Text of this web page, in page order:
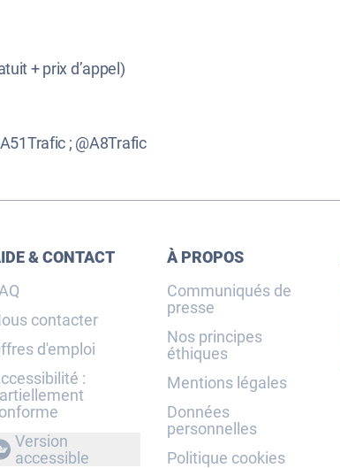
+ prix d’appel)
; @A8Trafic
& CONTACT
contacter
d'emploi
:
Version
accessible
À PROPOS
Communiqués de
presse
Nos principes
éthiques
Mentions légales
Données
personnelles
Politique cookies